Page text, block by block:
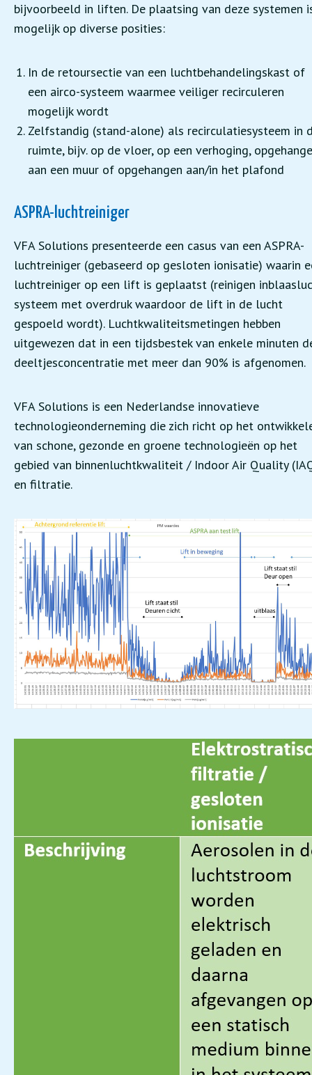
bijvoorbeeld in liften. De plaatsing van deze systemen
mogelijk op diverse posities:
In de retoursectie van een luchtbehandelingskast of
een airco-systeem waarmee veiliger recirculeren
mogelijk wordt
Zelfstandig (stand-alone) als recirculatiesysteem in
ruimte, bijv. op de vloer, op een verhoging,
aan een muur of opgehangen aan/in het plafond
ASPRA-luchtreiniger
VFA Solutions presenteerde een casus van een ASPRA-
luchtreiniger (gebaseerd op gesloten ionisatie) waarin
luchtreiniger op een lift is geplaatst (reinigen
systeem met overdruk waardoor de lift in de lucht
gespoeld wordt). Luchtkwaliteitsmetingen hebben
uitgewezen dat in een tijdsbestek van enkele minuten
deeltjesconcentratie met meer dan 90% is afgenomen.
VFA Solutions is een Nederlandse innovatieve
technologieonderneming die zich richt op het
van schone, gezonde en groene technologieën op het
gebied van binnenluchtkwaliteit / Indoor Air Quality
en filtratie.